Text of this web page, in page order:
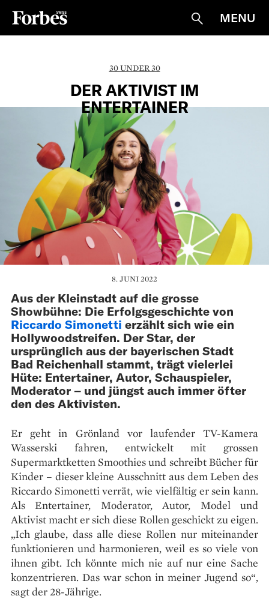
Suche
MENU
30 UNDER 30
DER AKTIVIST IM
ENTERTAINER
8. JUNI 2022
Aus der Kleinstadt auf die grosse
Showbühne: Die Erfolgsgeschichte von
Riccardo Simonetti erzählt sich wie ein
Hollywoodstreifen. Der Star, der
ursprünglich aus der bayerischen Stadt
Bad Reichenhall stammt, trägt vielerlei
Hüte: Entertainer, Autor, Schauspieler,
Moderator – und jüngst auch immer öfter
den des Aktivisten.
Er geht in Grönland vor laufender TV-Kamera
Wasserski fahren, entwickelt mit grossen
Supermarktketten Smoothies und schreibt Bücher für
Kinder – dieser kleine Ausschnitt aus dem Leben des
Riccardo Simonetti verrät, wie vielfältig er sein kann.
Als Entertainer, Moderator, Autor, Model und
Aktivist macht er sich diese Rollen geschickt zu eigen.
„Ich glaube, dass alle diese Rollen nur miteinander
funktionieren und harmonieren, weil es so viele von
ihnen gibt. Ich könnte mich nie auf nur eine Sache
konzentrieren. Das war schon in meiner Jugend so“,
sagt der 28-Jährige.